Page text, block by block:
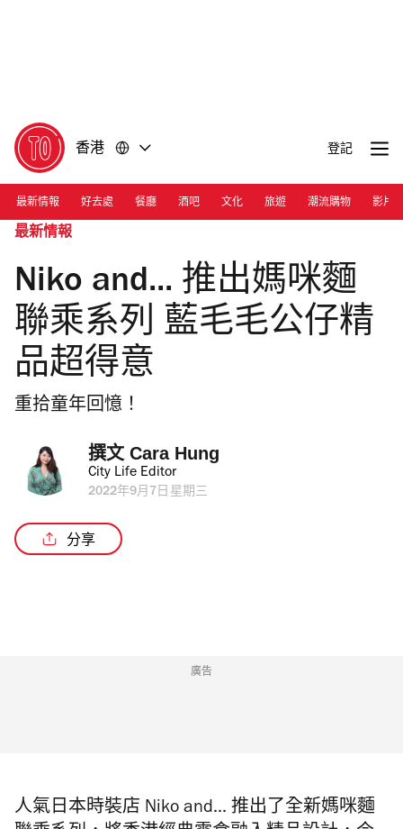
香港 登記
最新情報 好去處 餐廳 酒吧 文化 旅遊 潮流購物 影片
最新情報
Niko and... 推出媽咪麵
聯乘系列 藍毛毛公仔精
品超得意
重拾童年回憶！
撰文 Cara Hung
City Life Editor
2022年9月7日星期三
分享
廣告
人氣日本時裝店 Niko and... 推出了全新媽咪麵